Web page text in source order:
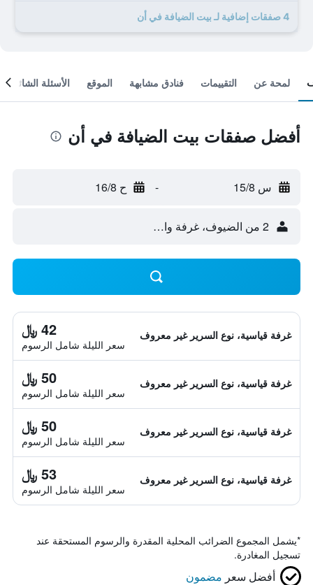
4 صفقات إضافية لـ بيت الضيافة في أن
لمحة عن التقييمات فنادق مشابهة الموقع الأسئلة الشائعة
أفضل صفقات بيت الضيافة في أن
س 15/8 - ح 16/8
2 من الضيوف، غرفة واحدة
غرفة قياسية، نوع السرير غير معروف 42 ﷼
سعر الليلة شامل الرسوم
غرفة قياسية، نوع السرير غير معروف 50 ﷼
سعر الليلة شامل الرسوم
غرفة قياسية، نوع السرير غير معروف 50 ﷼
سعر الليلة شامل الرسوم
غرفة قياسية، نوع السرير غير معروف 53 ﷼
سعر الليلة شامل الرسوم
*يشمل المجموع الضرائب المحلية المقدرة والرسوم المستحقة عند
تسجيل المغادرة.
أفضل سعر مضمون